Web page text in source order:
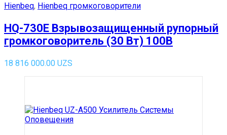
Hienbeq, Hienbeq громкоговорители
HQ-730E Взрывозащищенный рупорный
громкоговоритель (30 Вт) 100В
18 816 000.00 UZS